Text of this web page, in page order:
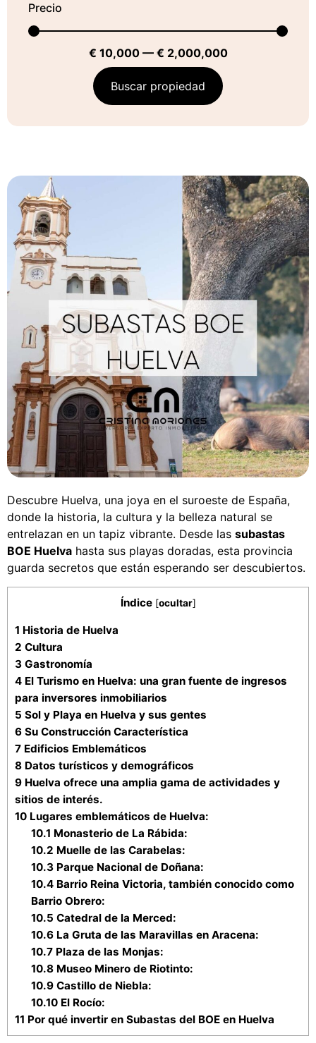
Precio
€ 10,000 — € 2,000,000
Buscar propiedad
Descubre Huelva, una joya en el suroeste de España,
donde la historia, la cultura y la belleza natural se
entrelazan en un tapiz vibrante. Desde las subastas
BOE Huelva hasta sus playas doradas, esta provincia
guarda secretos que están esperando ser descubiertos.
Índice [ocultar]
1 Historia de Huelva
2 Cultura
3 Gastronomía
4 El Turismo en Huelva: una gran fuente de ingresos
para inversores inmobiliarios
5 Sol y Playa en Huelva y sus gentes
6 Su Construcción Característica
7 Edificios Emblemáticos
8 Datos turísticos y demográficos
9 Huelva ofrece una amplia gama de actividades y
sitios de interés.
10 Lugares emblemáticos de Huelva:
10.1 Monasterio de La Rábida:
10.2 Muelle de las Carabelas:
10.3Parque Nacional de Doñana:
10.4Barrio Reina Victoria, también conocido como
Barrio Obrero:
10.5 Catedral de la Merced:
10.6La Gruta de las Maravillas en Aracena:
10.7Plaza de las Monjas:
10.8Museo Minero de Riotinto:
10.9Castillo de Niebla:
10.10El Rocío:
11 Por qué invertir en Subastas del BOE en Huelva